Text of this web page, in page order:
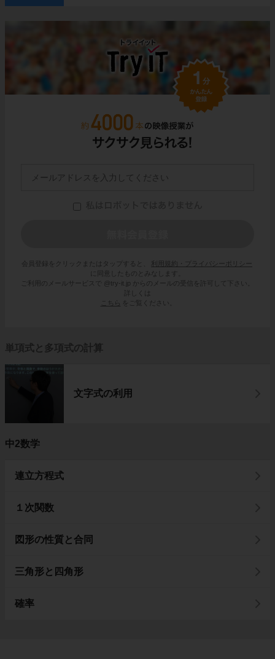
会員登録をクリックまたはタップすると、
利用規約・プライバシーポリシー
に同意したものとみなします。
ご利用のメールサービスで @try-it.jp からのメールの受信を許可して下さい。
詳しくは
こちら
をご覧ください。
単項式と多項式の計算
文字式の利用
中2数学
連立方程式
１次関数
図形の性質と合同
三角形と四角形
確率